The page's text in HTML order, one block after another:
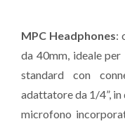
MPC Headphones:
da 40mm, ideale
standard con
adattatore da 1/4”,
microfono